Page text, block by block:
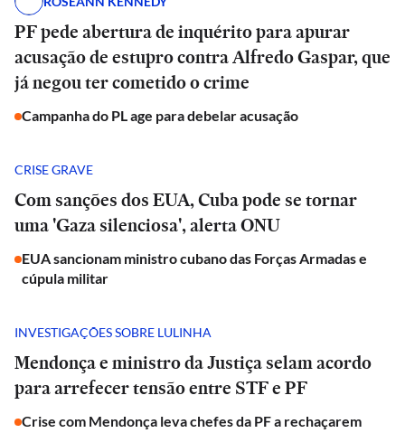
PF pede abertura de inquérito para apurar
acusação de estupro contra Alfredo Gaspar, que
já negou ter cometido o crime
Campanha do PL age para debelar acusação
CRISE GRAVE
Com sanções dos EUA, Cuba pode se tornar
uma 'Gaza silenciosa', alerta ONU
EUA sancionam ministro cubano das Forças Armadas e
cúpula militar
INVESTIGAÇÕES SOBRE LULINHA
Mendonça e ministro da Justiça selam acordo
para arrefecer tensão entre STF e PF
Crise com Mendonça leva chefes da PF a rechaçarem